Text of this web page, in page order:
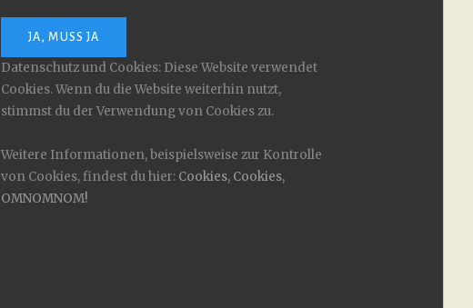
Datenschutz und Cookies: Diese Website verwendet
Cookies. Wenn du die Website weiterhin nutzt,
stimmst du der Verwendung von Cookies zu.
Weitere Informationen, beispielsweise zur Kontrolle
von Cookies, findest du hier: Cookies, Cookies,
OMNOMNOM!